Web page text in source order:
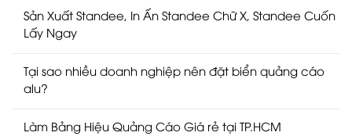
Sản Xuất Standee, In Ấn Standee Chữ X, Standee Cuốn
Lấy Ngay
Tại sao nhiều doanh nghiệp nên đặt biển quảng cáo
alu?
Làm Bảng Hiệu Quảng Cáo Giá rẻ tại TP.HCM